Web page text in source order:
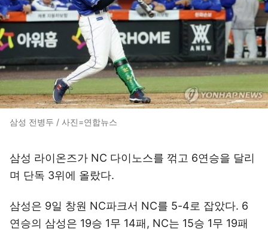
삼성 전병두 / 사진=연합뉴스
삼성 라이온즈가 NC 다이노스를 꺾고 6연승을 달리
며 단독 3위에 올랐다.
삼성은 9일 창원 NC파크서 NC를 5-4로 잡았다. 6
연승의 삼성은 19승 1무 14패, NC는 15승 1무 19패